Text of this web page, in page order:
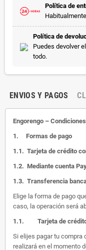
Política de
Política de
Puedes devolver
todo.
ENVIOS Y PAGOS
Engorengo –
1. Formas de pago
1.1. Tarjeta de crédito
1.2. Mediante cuenta
1.3. Transferencia
Elige la forma de pago
caso, la operación será
1.1. Tarjeta de
Si elijes pagar tu compra
realizará en el momento